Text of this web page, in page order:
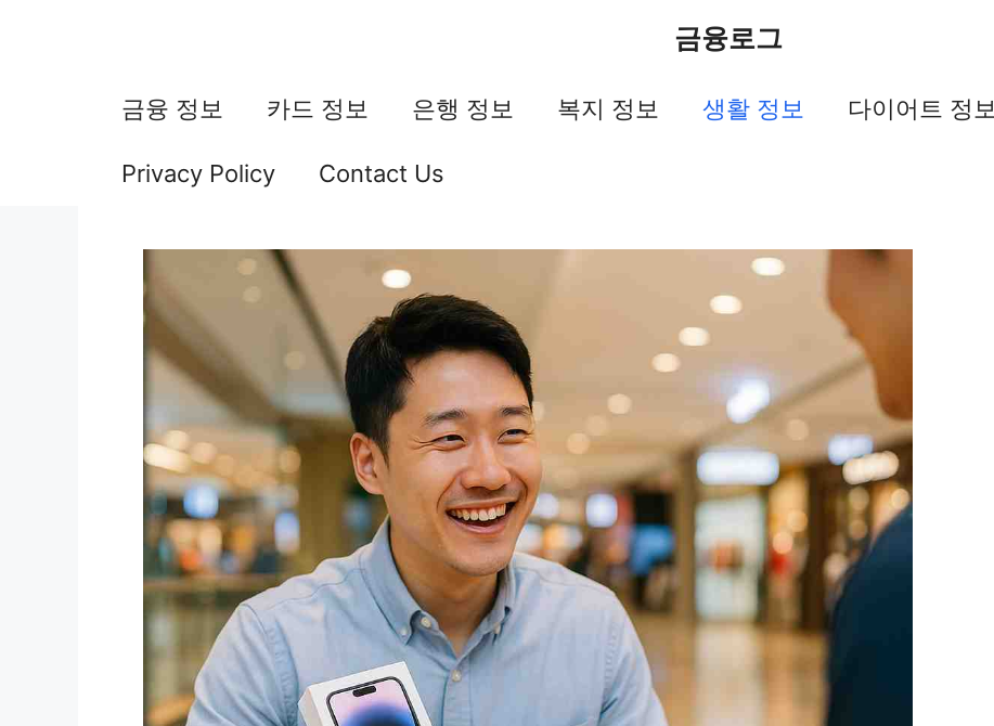
금융로그
금융 정보 카드 정보 은행 정보 복지 정보 생활 정보 다이어트 정보
Privacy Policy Contact Us